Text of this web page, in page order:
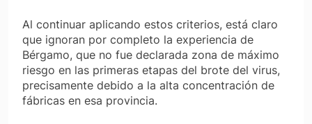
Al continuar aplicando estos criterios, está claro
que ignoran por completo la experiencia de
Bérgamo, que no fue declarada zona de máximo
riesgo en las primeras etapas del brote del virus,
precisamente debido a la alta concentración de
fábricas en esa provincia.